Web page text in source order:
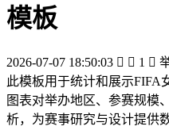
模板
2026-07-07 18:50:03   1 
此模板用于统计和展示FIFA
图表对举办地区、参赛规模
析，为赛事研究与设计提供